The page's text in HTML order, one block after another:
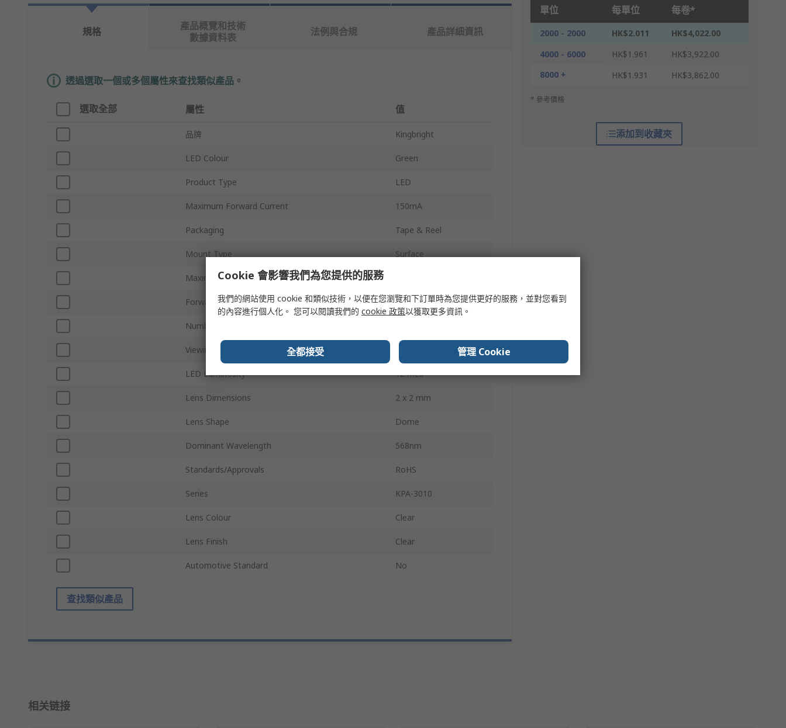
單位 每單位 每卷*
2000 - 2000 HK$2.011
HK$4,022.00
4000 - 6000
HK$1.961
HK$3,922.00
8000 +
HK$1.931 HK$3,862.00
* 參考價格
添加到收藏夾
規格
產品概覽和技術
數據資料表
法例與合規 產品詳細資訊
透過選取一個或多個屬性來查找類似產品。
選取全部 屬性 值
品牌 Kingbright
LED Colour Green
Product Type LED
Maximum Forward Current 150mA
Packaging Tape & Reel
Mount Type Surface
Maximum Power Dissipation
Forward Voltage 2.5V
Number of Pins
Viewing Angle
LED Luminosity 12 mcd
Lens Dimensions 2 x 2 mm
Lens Shape Dome
Dominant Wavelength 568nm
Standards/Approvals RoHS
Series KPA-3010
Lens Colour Clear
Lens Finish Clear
Automotive Standard No
查找類似產品
相关链接
Cookie 會影響我們為您提供的服務
我們的網站使用 cookie 和類似技術，以便在您瀏覽和下訂單時為您提供更好的服務，並對您看到
的內容進行個人化。 您可以閱讀我們的 cookie 政策以獲取更多資訊。
全都接受 管理 Cookie